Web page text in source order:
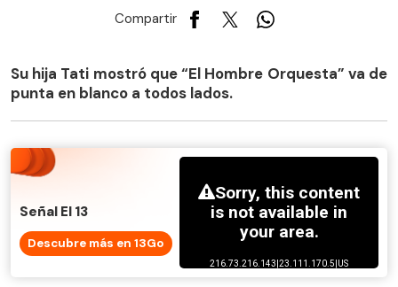
Compartir
Su hija Tati mostró que “El Hombre Orquesta” va de
punta en blanco a todos lados.
Señal El 13
Descubre más en 13Go